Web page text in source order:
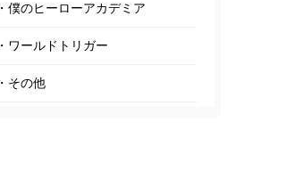
・僕のヒーローアカデミア
・ワールドトリガー
・その他